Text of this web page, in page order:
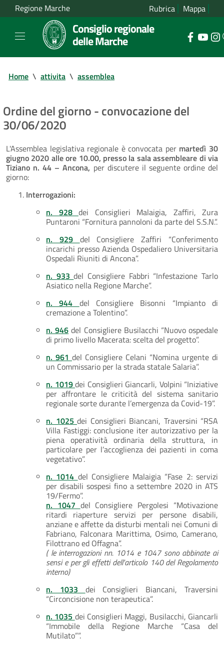
Regione Marche Rubrica Mappa
Consiglio regionale
delle Marche
Home \ attivita \ assemblea
Ordine del giorno - convocazione del
30/06/2020
L'Assemblea legislativa regionale è convocata per martedì 30
giugno 2020 alle ore 10.00, presso la sala assembleare di via
Tiziano n. 44 – Ancona, per discutere il seguente ordine del
giorno:
Interrogazioni:
n. 928 dei Consiglieri Malaigia, Zaffiri, Zura
Puntaroni “Fornitura pannoloni da parte del S.S.N.”.
n. 929 del Consigliere Zaffiri “Conferimento
incarichi presso Azienda Ospedaliero Universitaria
Ospedali Riuniti di Ancona”.
n. 933del Consigliere Fabbri “Infestazione Tarlo
Asiatico nella Regione Marche”.
n. 944 del Consigliere Bisonni “Impianto di
cremazione a Tolentino”.
n. 946 del Consigliere Busilacchi “Nuovo ospedale
di primo livello Macerata: scelta del progetto”.
n. 961 del Consigliere Celani “Nomina urgente di
un Commissario per la strada statale Salaria”.
n. 1019dei Consiglieri Giancarli, Volpini “Iniziative
per affrontare le criticità del sistema sanitario
regionale sorte durante l’emergenza da Covid-19”.
n. 1025 dei Consiglieri Biancani, Traversini “RSA
Villa Fastiggi: conclusione iter autorizzativo per la
piena operatività ordinaria della struttura, in
particolare per l’accoglienza dei pazienti in coma
vegetativo”.
n. 1014 del Consigliere Malaigia “Fase 2: servizi
per disabili sospesi fino a settembre 2020 in ATS
19/Fermo”.
n. 1047 del Consigliere Pergolesi “Motivazione
ritardi riaperture servizi per persone disabili,
anziane e affette da disturbi mentali nei Comuni di
Fabriano, Falconara Marittima, Osimo, Camerano,
Filottrano ed Offagna”.
( le interrogazioni nn. 1014 e 1047 sono abbinate ai
sensi e per gli effetti dell'articolo 140 del Regolamento
interno)
n. 1033 dei Consiglieri Biancani, Traversini
“Circoncisione non terapeutica”.
n. 1035 dei Consiglieri Maggi, Busilacchi, Giancarli
“Immobile della Regione Marche “Casa del
Mutilato””.